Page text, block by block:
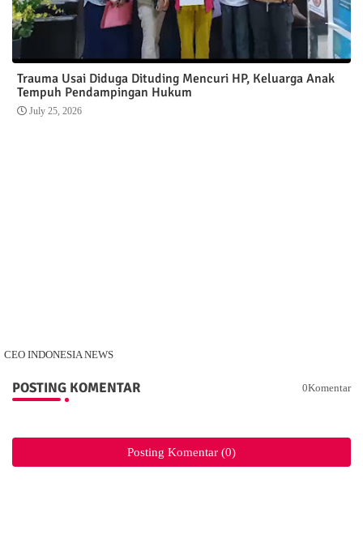
Trauma Usai Diduga Dituding Mencuri HP, Keluarga Anak
Tempuh Pendampingan Hukum
July 25, 2026
CEO INDONESIA NEWS
POSTING KOMENTAR 0Komentar
Posting Komentar (0)